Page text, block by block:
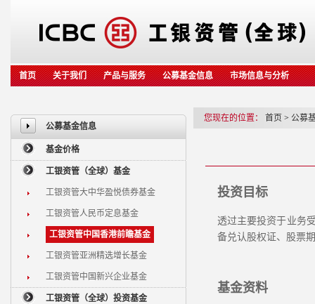
首页 关于我们 产品与服务 公募基金信息 市场信息与分析
公募基金信息
基金价格
工银资管（全球）基金
工银资管大中华盈悦债券基金
工银资管人民币定息基金
工银资管中国香港前瞻基金
工银资管亚洲精选增长基金
工银资管中国新兴企业基金
工银资管（全球）投资基金
您现在的位置： 首页 > 公募
投资目标
透过主要投资于业务
备兑认股权证、股票
基金资料